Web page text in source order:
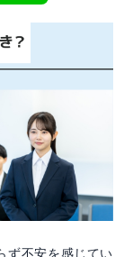
ず不安を感じてい